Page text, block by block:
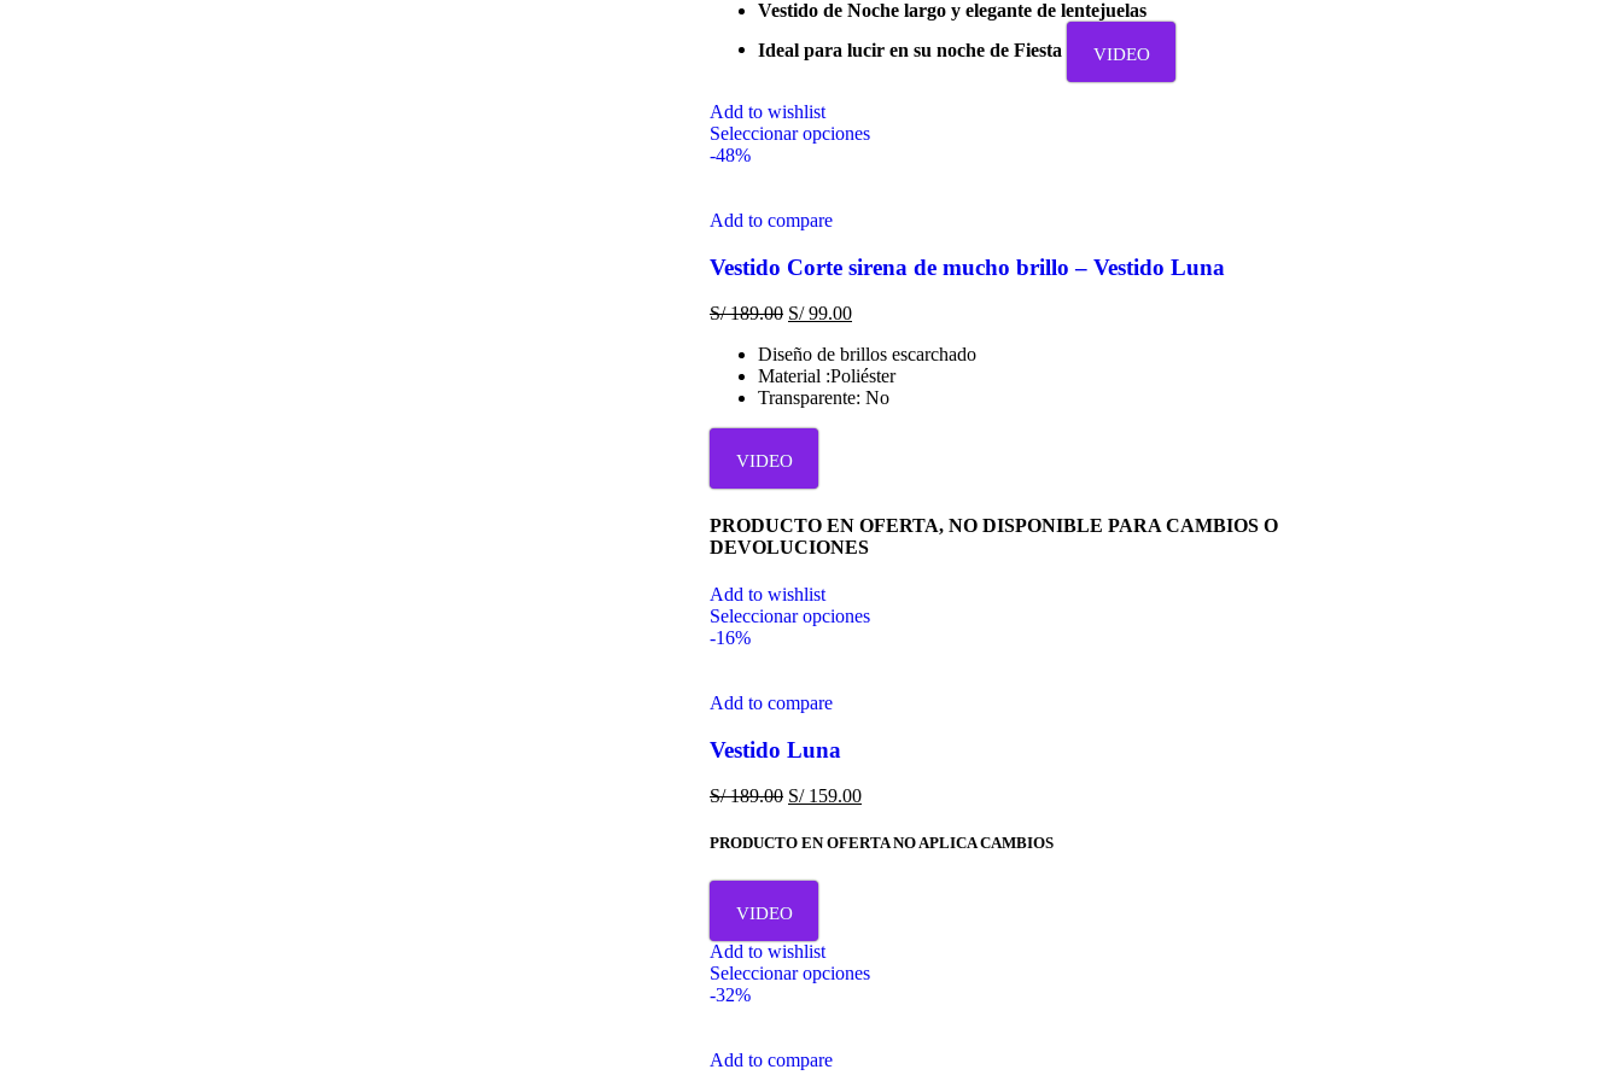
Vestido de Noche largo y elegante de lentejuelas
Ideal para lucir en su noche de Fiesta
VIDEO
Add to wishlist
Seleccionar opciones
-48%
Add to compare
Vestido Corte sirena de mucho brillo – Vestido Luna
S/189.00 S/99.00
Diseño de brillos escarchado
Material :Poliéster
Transparente: No
VIDEO
PRODUCTO EN OFERTA, NO DISPONIBLE PARA CAMBIOS O
DEVOLUCIONES
Add to wishlist
Seleccionar opciones
-16%
Add to compare
Vestido Luna
S/189.00 S/159.00
PRODUCTO EN OFERTA NO APLICA CAMBIOS
VIDEO
Add to wishlist
Seleccionar opciones
-32%
Add to compare